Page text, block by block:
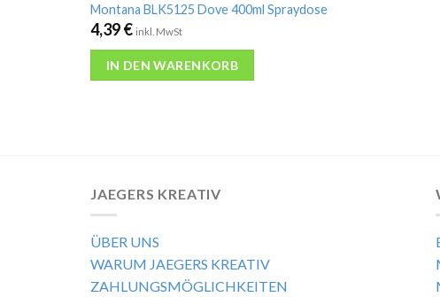
Montana BLK5125 Dove 400ml Spraydose
4,39€ inkl. MwSt
IN DEN WARENKORB
JAEGERS KREATIV
ÜBER UNS
WARUM JAEGERS KREATIV
ZAHLUNGSMÖGLICHKEITEN